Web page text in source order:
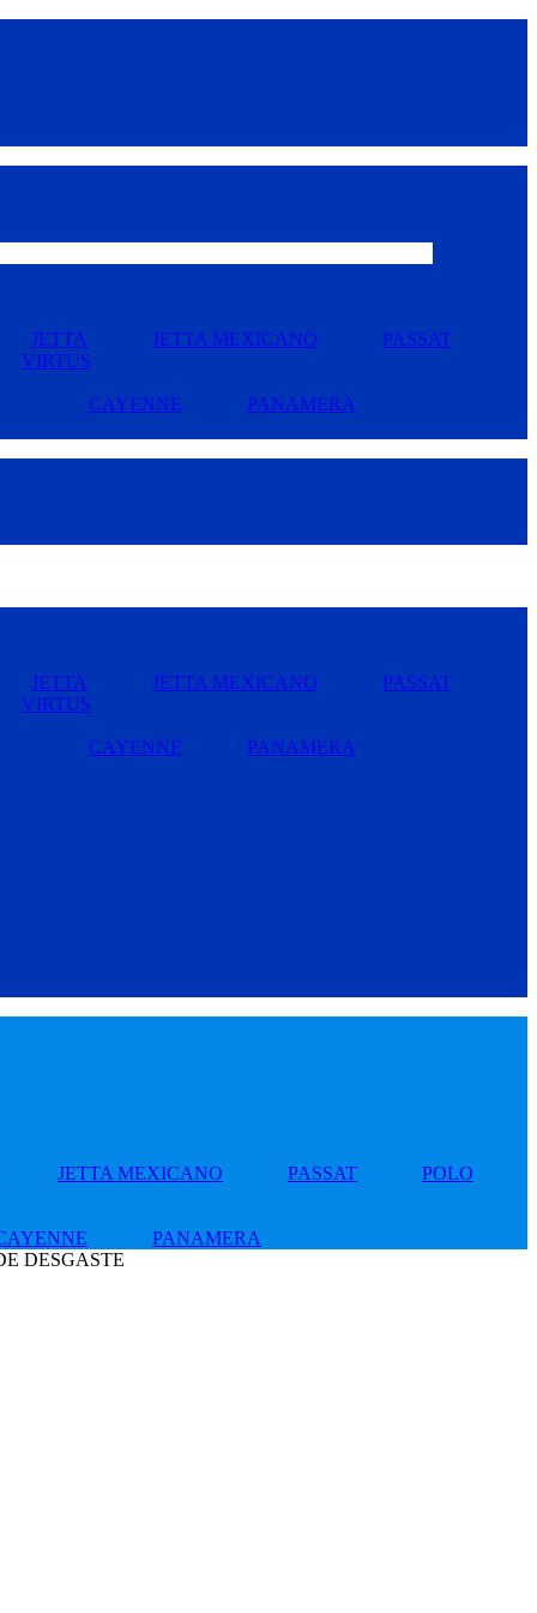
JETTA JETTA MEXICANO
PASSAT
VIRTUS
CAYENNE PANAMERA
JETTA JETTA MEXICANO
PASSAT
VIRTUS
CAYENNE PANAMERA
JETTA MEXICANO PASSAT
POLO
PANAMERA
DESGASTE